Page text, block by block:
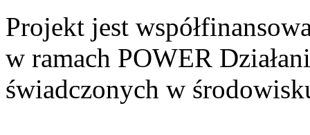
Projekt jest
w ramach POWER
świadczonych w